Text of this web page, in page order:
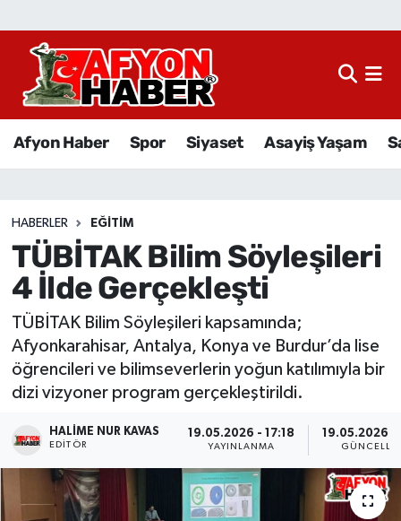
Afyon Haber Spor Siyaset Asayiş Yaşam
HABERLER EĞITIM
TÜBİTAK Bilim Söyleşileri
4 İlde Gerçekleşti
TÜBİTAK Bilim Söyleşileri kapsamında;
Afyonkarahisar, Antalya, Konya ve Burdur’da lise
öğrencileri ve bilimseverlerin yoğun katılımıyla bir
dizi vizyoner program gerçekleştirildi.
HALIME NUR KAVAS
EDITÖR
19.05.2026 - 17:18
YAYINLANMA
19.05.2026 -
Afyon Haber
Sağlık
Eğitim
Sivil Toplum
Ekonomi
Magazin
Etkinlikler